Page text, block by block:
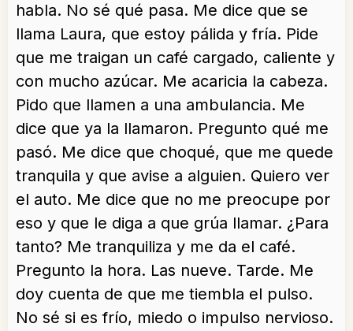
habla. No sé qué pasa. Me dice que se
llama Laura, que estoy pálida y fría. Pide
que me traigan un café cargado, caliente y
con mucho azúcar. Me acaricia la cabeza.
Pido que llamen a una ambulancia. Me
dice que ya la llamaron. Pregunto qué me
pasó. Me dice que choqué, que me quede
tranquila y que avise a alguien. Quiero ver
el auto. Me dice que no me preocupe por
eso y que le diga a que grúa llamar. ¿Para
tanto? Me tranquiliza y me da el café.
Pregunto la hora. Las nueve. Tarde. Me
doy cuenta de que me tiembla el pulso.
No sé si es frío, miedo o impulso nervioso.